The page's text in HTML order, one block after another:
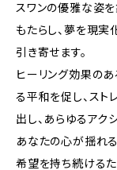
スワンの優雅な姿
もたらし、夢を現
引き寄せます。
ヒーリング効果の
る平和を促し、スト
出し、あらゆるアク
あなたの心が揺れる
希望を持ち続ける